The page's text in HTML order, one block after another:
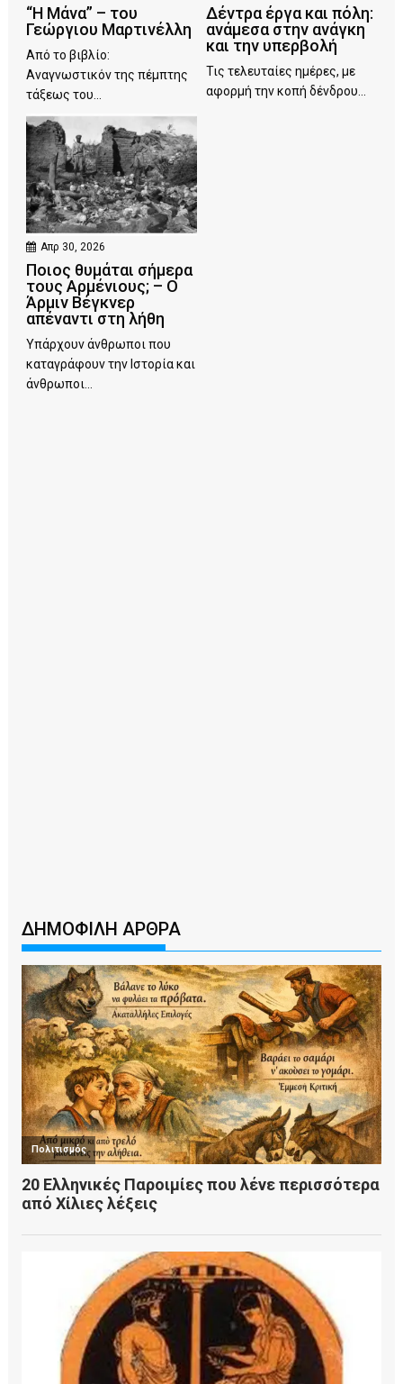
“Η Μάνα” – του
Γεώργιου Μαρτινέλλη
Από το βιβλίο:
Αναγνωστικόν της πέμπτης
τάξεως του...
Δέντρα έργα και πόλη:
ανάμεσα στην ανάγκη
και την υπερβολή
Τις τελευταίες ημέρες, με
αφορμή την κοπή δένδρου...
Απρ 30, 2026
Ποιος θυμάται σήμερα
τους Αρμένιους; – Ο
Άρμιν Βέγκνερ
απέναντι στη λήθη
Υπάρχουν άνθρωποι που
καταγράφουν την Ιστορία και
άνθρωποι...
ΔΗΜΟΦΙΛΗ ΑΡΘΡΑ